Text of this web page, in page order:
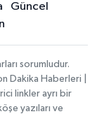
Güncel
sorumludur.
Dakika Haberleri |
linkler ayrı bir
yazıları ve